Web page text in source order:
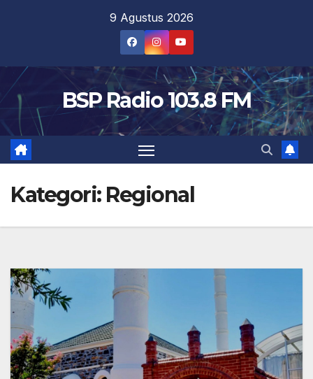
9 Agustus 2026
BSP Radio 103.8 FM
Kategori: Regional